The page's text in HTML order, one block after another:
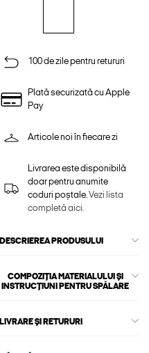
100 de zile pentru retururi
Plată securizată cu Apple
Pay
Articole noi în fiecare zi
Livrarea este disponibilă
doar pentru anumite
coduri poștale.Vezi lista
completă aici.
DESCRIEREA PRODUSULUI
COMPOZIȚIA MATERIALULUI ȘI
INSTRUCȚIUNI PENTRU SPĂLARE
LIVRARE ȘI RETURURI